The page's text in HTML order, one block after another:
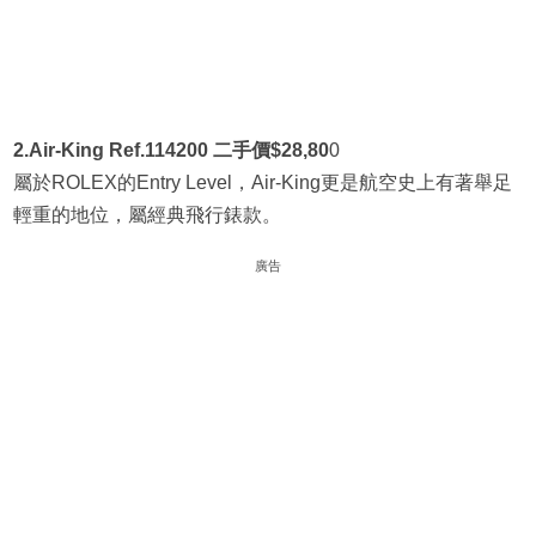
2.Air-King Ref.114200 二手價$28,800
屬於ROLEX的Entry Level，Air-King更是航空史上有著舉足
輕重的地位，屬經典飛行錶款。
廣告